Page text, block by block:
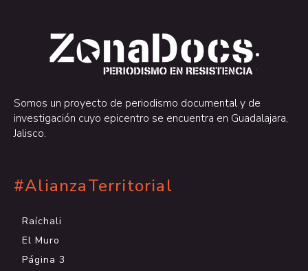
.
.
Somos un proyecto de periodismo documental y de
investigación cuyo epicentro se encuentra en Guadalajara,
Jalisco.
#AlianzaTerritorial
Raíchali
El Muro
Página 3